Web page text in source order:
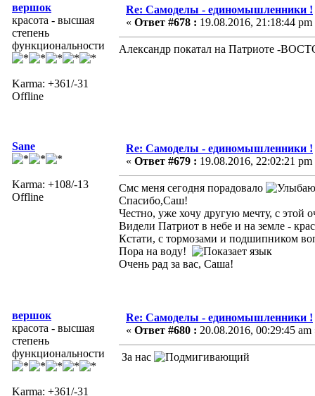
вершок
красота - высшая
степень
функциональности
Karma: +361/-31
Offline
Re: Самоделы - единомышленники !
« Ответ #678 : 19.08.2016, 21:18:44 pm
Александр покатал на Патриоте -
Sane
Karma: +108/-13
Offline
Re: Самоделы - единомышленники !
« Ответ #679 : 19.08.2016, 22:02:21 pm
Смс меня сегодня порадовало
Спасибо,Саш!
Честно, уже хочу другую мечту, с этой
Видели Патриот в небе и на земле -
Кстати, с тормозами и подшипником
Пора на воду!
Очень рад за вас, Саша!
вершок
красота - высшая
степень
функциональности
Karma: +361/-31
Re: Самоделы - единомышленники !
« Ответ #680 : 20.08.2016, 00:29:45 am
За нас